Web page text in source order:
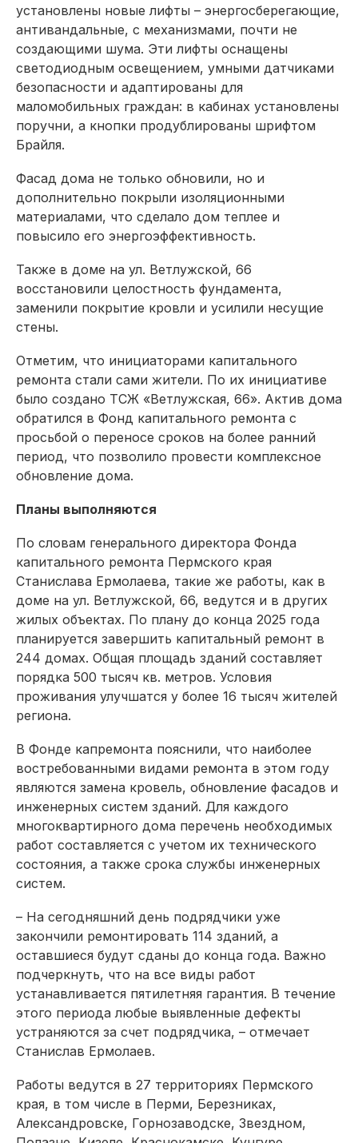
установлены новые лифты – энергосберегающие,
антивандальные, с механизмами, почти не
создающими шума. Эти лифты оснащены
светодиодным освещением, умными датчиками
безопасности и адаптированы для
маломобильных граждан: в кабинах установлены
поручни, а кнопки продублированы шрифтом
Брайля.
Фасад дома не только обновили, но и
дополнительно покрыли изоляционными
материалами, что сделало дом теплее и
повысило его энергоэффективность.
Также в доме на ул. Ветлужской, 66
восстановили целостность фундамента,
заменили покрытие кровли и усилили несущие
стены.
Отметим, что инициаторами капитального
ремонта стали сами жители. По их инициативе
было создано ТСЖ «Ветлужская, 66». Актив дома
обратился в Фонд капитального ремонта с
просьбой о переносе сроков на более ранний
период, что позволило провести комплексное
обновление дома.
Планы выполняются
По словам генерального директора Фонда
капитального ремонта Пермского края
Станислава Ермолаева, такие же работы, как в
доме на ул. Ветлужской, 66, ведутся и в других
жилых объектах. По плану до конца 2025 года
планируется завершить капитальный ремонт в
244 домах. Общая площадь зданий составляет
порядка 500 тысяч кв. метров. Условия
проживания улучшатся у более 16 тысяч жителей
региона.
В Фонде капремонта пояснили, что наиболее
востребованными видами ремонта в этом году
являются замена кровель, обновление фасадов и
инженерных систем зданий. Для каждого
многоквартирного дома перечень необходимых
работ составляется с учетом их технического
состоя­ния, а также срока службы инженерных
систем.
– На сегодняшний день подрядчики уже
закончили ремонтировать 114 зданий, а
оставшиеся будут сданы до конца года. Важно
подчеркнуть, что на все виды работ
устанавливается пятилетняя гарантия. В течение
этого периода любые выявленные дефекты
устраняются за счет подрядчика, – отмечает
Станислав Ермолаев.
Работы ведутся в 27 территориях Пермского
края, в том числе в Перми, Березниках,
Александровске, Горнозаводске, Звездном,